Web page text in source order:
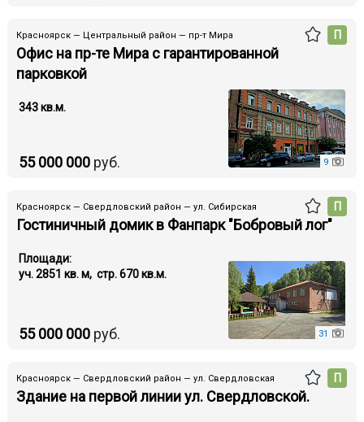
Красноярск — Центральный район — пр-т Мира
Офис на пр-те Мира с гарантированной
парковкой
П
9
55 000 000руб.
343 кв.м.
Красноярск — Свердловский район — ул. Сибирская
Гостиничный домик в Фанпарк "Бобровый лог"
П
31
55 000 000руб.
Площади:
уч. 2851 кв. м, стр. 670 кв.м.
Красноярск — Свердловский район — ул. Свердловская
Здание на первой линии ул. Свердловской.
П